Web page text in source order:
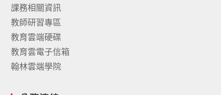
課務相關資訊
教師研習專區
教育雲端硬碟
教育雲電子信箱
翰林雲端學院